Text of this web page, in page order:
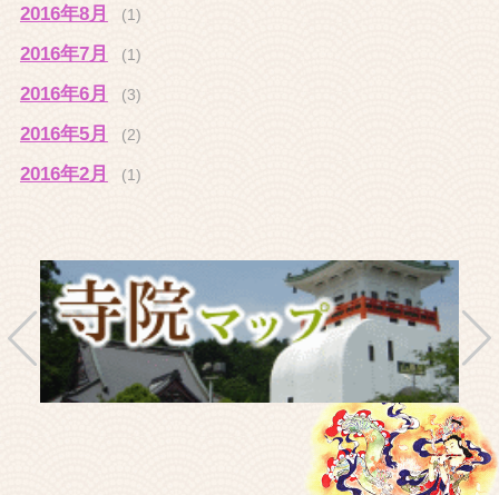
2016年8月 (1)
2016年7月 (1)
2016年6月 (3)
2016年5月 (2)
2016年2月 (1)